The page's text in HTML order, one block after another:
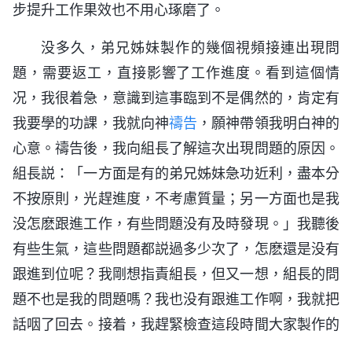
步提升工作果效也不用心琢磨了。
没多久，弟兄姊妹製作的幾個視頻接連出現問
題，需要返工，直接影響了工作進度。看到這個情
况，我很着急，意識到這事臨到不是偶然的，肯定有
我要學的功課，我就向神禱告 ，願神帶領我明白神的
心意。禱告後，我向組長了解這次出現問題的原因。
組長説：「一方面是有的弟兄姊妹急功近利，盡本分
不按原則，光趕進度，不考慮質量；另一方面也是我
没怎麽跟進工作，有些問題没有及時發現。」我聽後
有些生氣，這些問題都説過多少次了，怎麽還是没有
跟進到位呢？我剛想指責組長，但又一想，組長的問
題不也是我的問題嗎？我也没有跟進工作啊，我就把
話咽了回去。接着，我趕緊檢查這段時間大家製作的